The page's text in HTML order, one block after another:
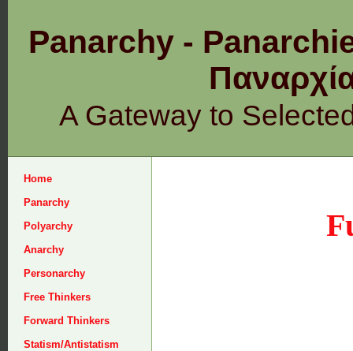
Panarchy -
A Gateway to
Home
Panarchy
Polyarchy
Anarchy
Personarchy
Free Thinkers
Forward Thinkers
Statism/Antistatism